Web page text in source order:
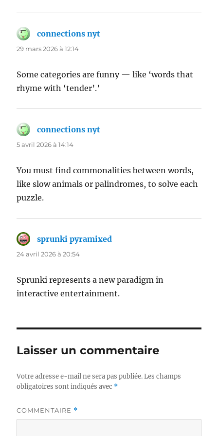
connections nyt
29 mars 2026 à 12:14
Some categories are funny — like ‘words that
rhyme with ‘tender’.’
connections nyt
5 avril 2026 à 14:14
You must find commonalities between words,
like slow animals or palindromes, to solve each
puzzle.
sprunki pyramixed
24 avril 2026 à 20:54
Sprunki represents a new paradigm in
interactive entertainment.
Laisser un commentaire
Votre adresse e-mail ne sera pas publiée. Les champs
obligatoires sont indiqués avec *
COMMENTAIRE *